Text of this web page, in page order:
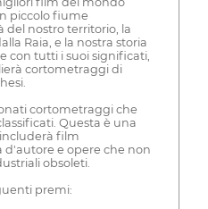
piccolo fiume
del nostro territorio, la
Raia, e la nostra storia
con tutti i suoi significati,
cortometraggi di
cortometraggi che
Questa è una
film
e opere che non
obsoleti.
premi: